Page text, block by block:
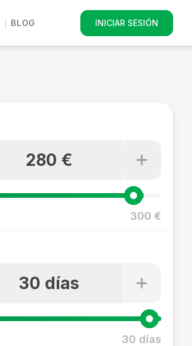
BLOG INICIAR SESIÓN
280 €
300 €
30 días
30 días